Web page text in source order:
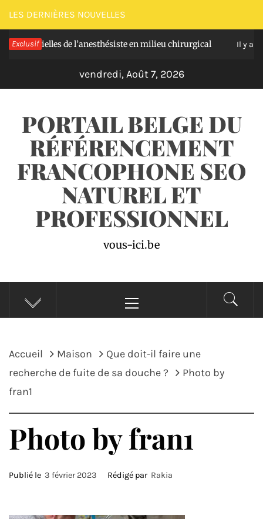
Passer
au
contenu
LES DERNIÈRES NOUVELLES
Exclusifde l’anesthésiste en milieu chirurgical Il y a 3 jours
vendredi, Août 7, 2026
PORTAIL BELGE DU
RÉFÉRENCEMENT
FRANCOPHONE SEO
NATUREL ET
PROFESSIONNEL
vous-ici.be
principal
Accueil Maison
Que doit-il faire une
recherche de fuite de sa douche ?
Photo by
fran1
Photo by fran1
Publié le 3 février 2023 Rédigé par Rakia